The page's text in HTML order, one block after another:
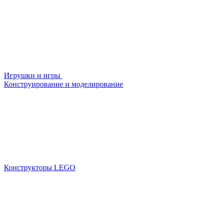
Игрушки и игры
Конструирование и моделирование
Конструкторы LEGO